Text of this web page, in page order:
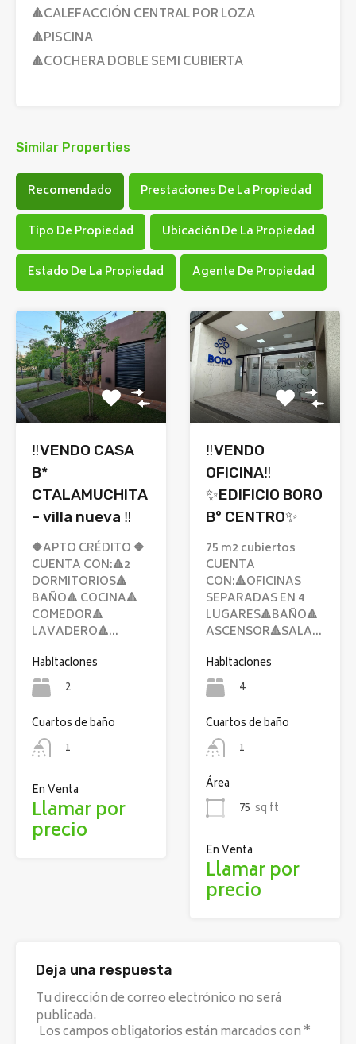
🔺CALEFACCIÓN CENTRAL POR LOZA
🔺PISCINA
🔺COCHERA DOBLE SEMI CUBIERTA
Similar Properties
Recomendado Prestaciones De La Propiedad
Tipo De Propiedad Ubicación De La Propiedad
Estado De La Propiedad Agente De Propiedad
‼️VENDO CASA
B*
CTALAMUCHITA
– villa nueva ‼️
🔶APTO CRÉDITO 🔶
CUENTA CON:🔺2
DORMITORIOS🔺
BAÑO🔺 COCINA🔺
COMEDOR🔺
LAVADERO🔺…
Habitaciones
2
Cuartos de baño
1
En Venta
Llamar por
precio
‼️VENDO
OFICINA‼️
✨EDIFICIO BORO
B° CENTRO✨
75 m2 cubiertos
CUENTA
CON:🔺OFICINAS
SEPARADAS EN 4
LUGARES🔺BAÑO🔺
ASCENSOR🔺SALA…
Habitaciones
4
Cuartos de baño
1
Área
75 sq ft
En Venta
Llamar por
precio
Deja una respuesta
Tu dirección de correo electrónico no será
publicada.
Los campos obligatorios están marcados con*